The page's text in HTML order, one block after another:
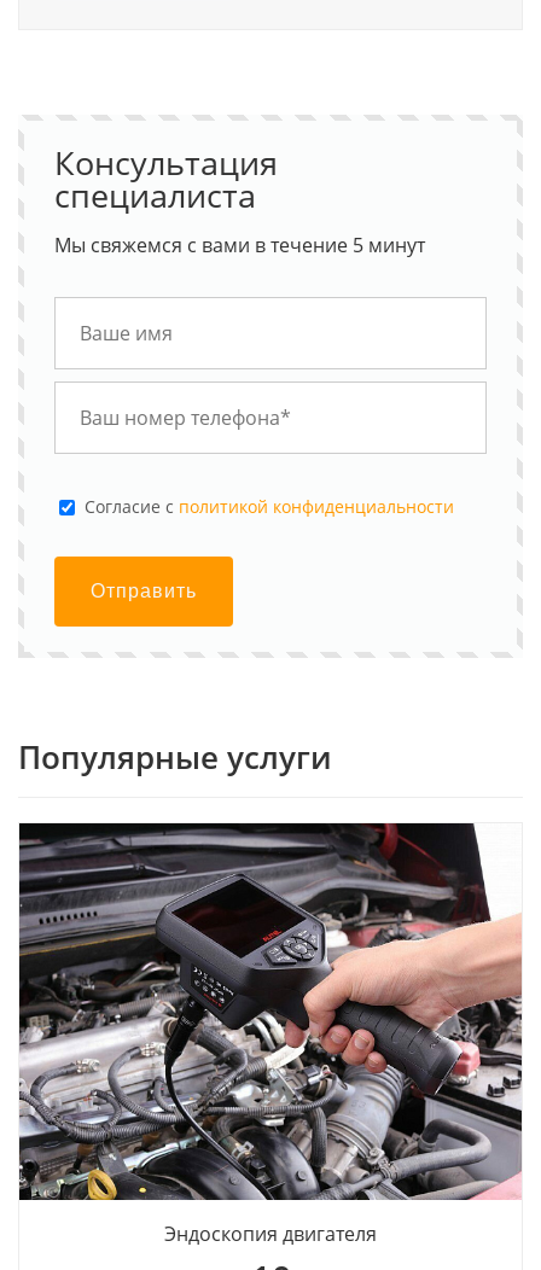
Консультация
специалиста
Мы свяжемся с вами в течение 5 минут
Cогласие с политикой конфиденциальности
Отправить
Популярные услуги
Эндоскопия двигателя